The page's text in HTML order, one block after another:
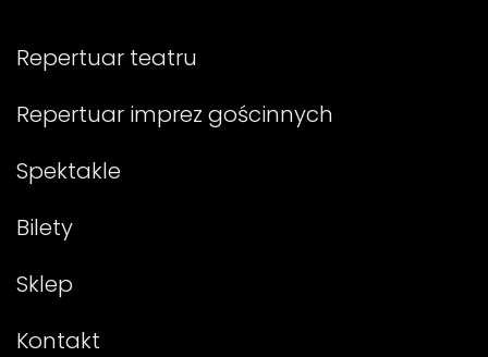
Repertuar teatru
Repertuar imprez gościnnych
Spektakle
Bilety
Sklep
Kontakt